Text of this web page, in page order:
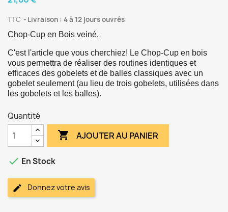
TTC Livraison : 4 à 12 jours ouvrés
Chop-Cup en Bois veiné.
C'est l'article que vous cherchiez! Le Chop-Cup en bois
vous permettra de réaliser des routines identiques et
efficaces des gobelets et de balles classiques avec un
gobelet seulement (au lieu de trois gobelets, utilisées dans
les gobelets et les balles).
Quantité
 AJOUTER AU PANIER
 En Stock
Donnez votre avis